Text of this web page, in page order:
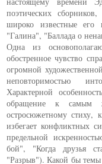
поэтических
широко известные
"Галина", "Баллада о
Одна из
обостренное чувство
огромной
неповторимостью
Характерной
обращение к самым
остросюжетному стиху,
избегает конфликтных
предельной
бой", "Когда друзья
"Разрыв"). Какой бы темы